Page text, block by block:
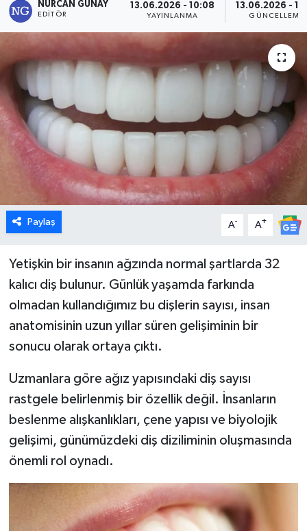
NURCAN GÜNAY
EDITÖR
13.06.2026 - 10:08
YAYINLANMA
13.06.2026 -
GÜNCELLEME
Paylaş A- A+
Yetişkin bir insanın ağzında normal şartlarda 32
kalıcı diş bulunur. Günlük yaşamda farkında
olmadan kullandığımız bu dişlerin sayısı, insan
anatomisinin uzun yıllar süren gelişiminin bir
sonucu olarak ortaya çıktı.
Uzmanlara göre ağız yapısındaki diş sayısı
rastgele belirlenmiş bir özellik değil. İnsanların
beslenme alışkanlıkları, çene yapısı ve biyolojik
gelişimi, günümüzdeki diş diziliminin oluşmasında
önemli rol oynadı.
Eğitim
Ekonomi
Emet
Foto Galeri
Genel
Gündem
Hisarcık
Köşe Yazıları
Kültür Sanat
Kütahya
Otomobil